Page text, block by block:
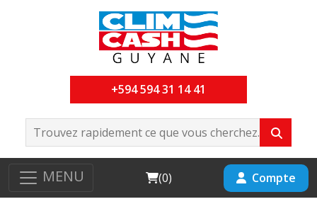
+594 594 31 14 41
MENU Cart
(0) Compte